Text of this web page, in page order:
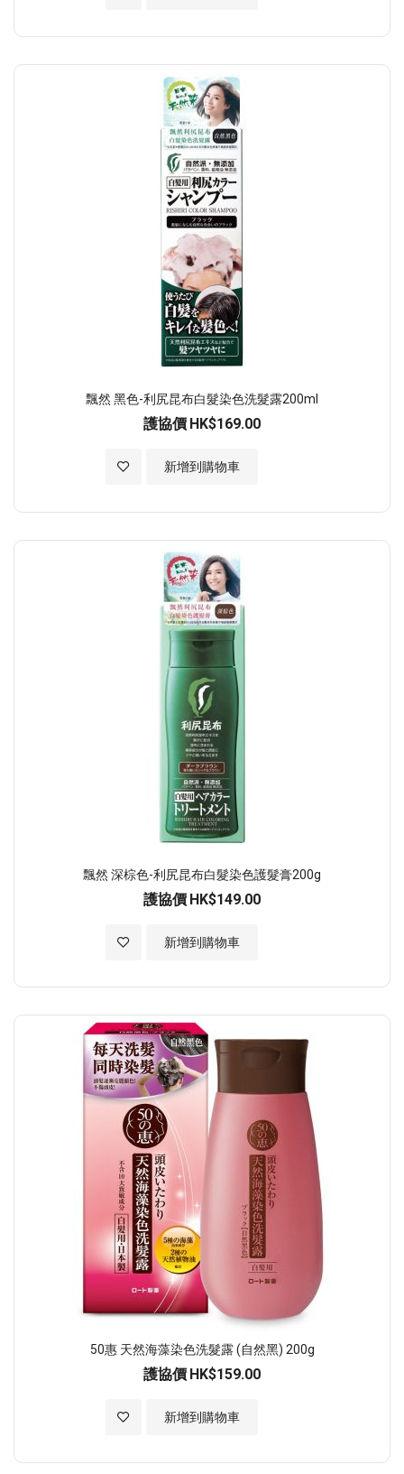
飄然 黑色-利尻昆布白髮染色洗髮露200ml
護協價 HK$169.00
新增到購物車
加入至願望清單
飄然 深棕色-利尻昆布白髮染色護髮膏200g
護協價 HK$149.00
新增到購物車
加入至願望清單
50惠 天然海藻染色洗髮露 (自然黑) 200g
護協價 HK$159.00
新增到購物車
加入至願望清單